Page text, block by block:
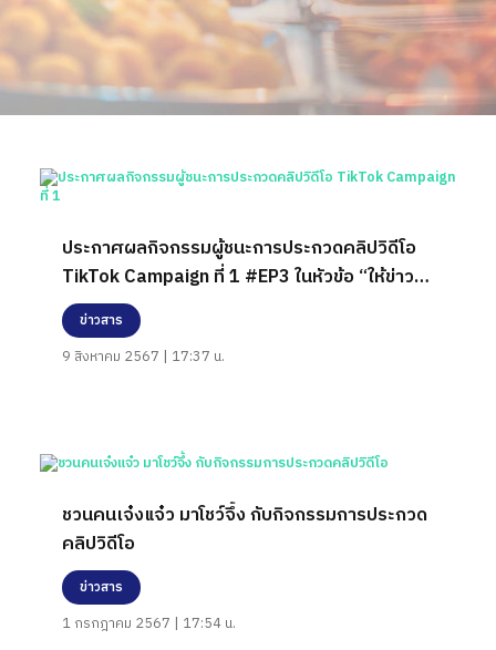
ประกาศผลกิจกรรมผู้ชนะการประกวดคลิปวิดีโอ
TikTok Campaign ที่ 1 #EP3 ในหัวข้อ “ให้ข่าว
ปลอมจบที่เรา”
ข่าวสาร
9 สิงหาคม 2567 | 17:37 น.
ชวนคนเจ๋งแจ๋ว มาโชว์จึ้ง กับกิจกรรมการประกวด
คลิปวิดีโอ
ข่าวสาร
1 กรกฎาคม 2567 | 17:54 น.